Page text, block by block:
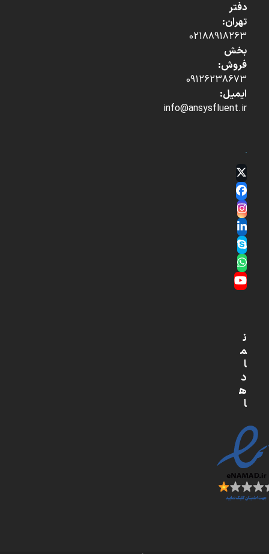
دفتر
تهران:
02188918263
بخش
فروش:
09126238673
ایمیل:
info@ansysfluent.ir
Twitter
(deprecated)
Facebook
Instagram
LinkedIn
Skype
Whatsapp
YouTube
ن
م
ا
د
ه
ا